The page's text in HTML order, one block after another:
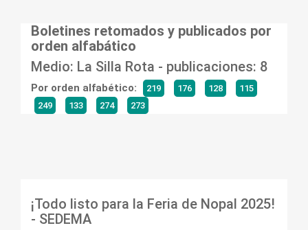
Boletines retomados y publicados por
orden alfabático
Medio: La Silla Rota - publicaciones: 8
Por orden alfabético: 219 176 128
115
249
133 274 273
¡Todo listo para la Feria de Nopal 2025!
- SEDEMA